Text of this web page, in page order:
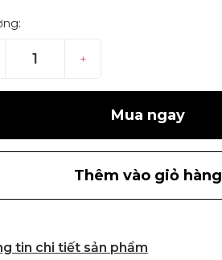
+
Mua ngay
Thêm vào giỏ hàng
tin chi tiết sản phẩm